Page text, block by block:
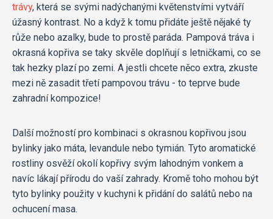
trávy, která se svými nadýchanými květenstvími vytváří
úžasný kontrast. No a když k tomu přidáte ještě nějaké ty
růže nebo azalky, bude to prostě paráda. Pampová tráva i
okrasná kopřiva se taky skvěle doplňují s letničkami, co se
tak hezky plazí po zemi. A jestli chcete něco extra, zkuste
mezi ně zasadit třetí pampovou trávu - to teprve bude
zahradní kompozice!
Další možností pro kombinaci s okrasnou kopřivou jsou
bylinky jako máta, levandule nebo tymián. Tyto aromatické
rostliny osvěží okolí kopřivy svým lahodným vonkem a
navíc lákají přírodu do vaší zahrady. Kromě toho mohou být
tyto bylinky použity v kuchyni k přidání do salátů nebo na
ochucení masa.